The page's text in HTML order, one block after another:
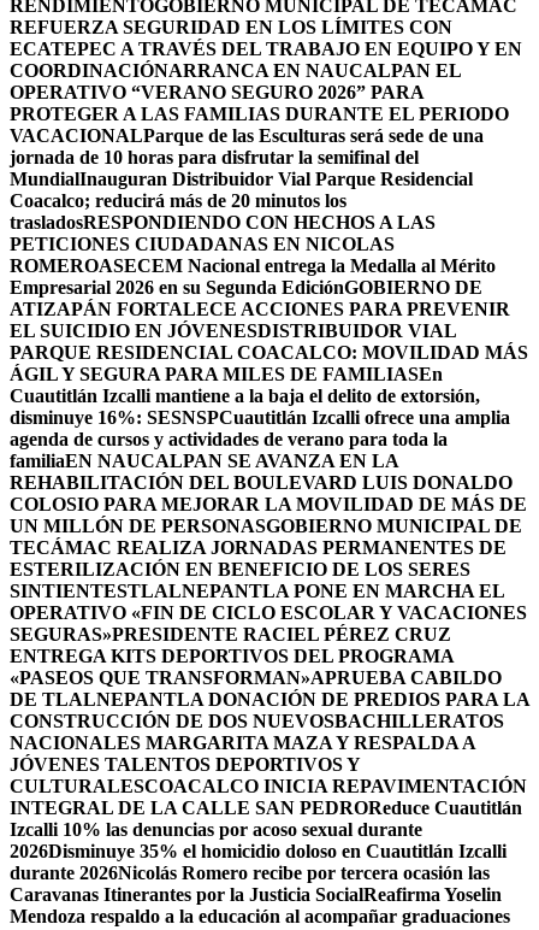
RENDIMIENTOGOBIERNO MUNICIPAL DE TECÁMAC
REFUERZA SEGURIDAD EN LOS LÍMITES CON
ECATEPEC A TRAVÉS DEL TRABAJO EN EQUIPO Y EN
COORDINACIÓNARRANCA EN NAUCALPAN EL
OPERATIVO “VERANO SEGURO 2026” PARA
PROTEGER A LAS FAMILIAS DURANTE EL PERIODO
VACACIONALParque de las Esculturas será sede de una
jornada de 10 horas para disfrutar la semifinal del
MundialInauguran Distribuidor Vial Parque Residencial
Coacalco; reducirá más de 20 minutos los
trasladosRESPONDIENDO CON HECHOS A LAS
PETICIONES CIUDADANAS EN NICOLAS
ROMEROASECEM Nacional entrega la Medalla al Mérito
Empresarial 2026 en su Segunda EdiciónGOBIERNO DE
ATIZAPÁN FORTALECE ACCIONES PARA PREVENIR
EL SUICIDIO EN JÓVENESDISTRIBUIDOR VIAL
PARQUE RESIDENCIAL COACALCO: MOVILIDAD MÁS
ÁGIL Y SEGURA PARA MILES DE FAMILIASEn
Cuautitlán Izcalli mantiene a la baja el delito de extorsión,
disminuye 16%: SESNSPCuautitlán Izcalli ofrece una amplia
agenda de cursos y actividades de verano para toda la
familiaEN NAUCALPAN SE AVANZA EN LA
REHABILITACIÓN DEL BOULEVARD LUIS DONALDO
COLOSIO PARA MEJORAR LA MOVILIDAD DE MÁS DE
UN MILLÓN DE PERSONASGOBIERNO MUNICIPAL DE
TECÁMAC REALIZA JORNADAS PERMANENTES DE
ESTERILIZACIÓN EN BENEFICIO DE LOS SERES
SINTIENTESTLALNEPANTLA PONE EN MARCHA EL
OPERATIVO «FIN DE CICLO ESCOLAR Y VACACIONES
SEGURAS»PRESIDENTE RACIEL PÉREZ CRUZ
ENTREGA KITS DEPORTIVOS DEL PROGRAMA
«PASEOS QUE TRANSFORMAN»APRUEBA CABILDO
DE TLALNEPANTLA DONACIÓN DE PREDIOS PARA LA
CONSTRUCCIÓN DE DOS NUEVOSBACHILLERATOS
NACIONALES MARGARITA MAZA Y RESPALDA A
JÓVENES TALENTOS DEPORTIVOS Y
CULTURALESCOACALCO INICIA REPAVIMENTACIÓN
INTEGRAL DE LA CALLE SAN PEDROReduce Cuautitlán
Izcalli 10% las denuncias por acoso sexual durante
2026Disminuye 35% el homicidio doloso en Cuautitlán Izcalli
durante 2026Nicolás Romero recibe por tercera ocasión las
Caravanas Itinerantes por la Justicia SocialReafirma Yoselin
Mendoza respaldo a la educación al acompañar graduaciones